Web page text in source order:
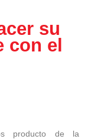
su
con el
producto de la